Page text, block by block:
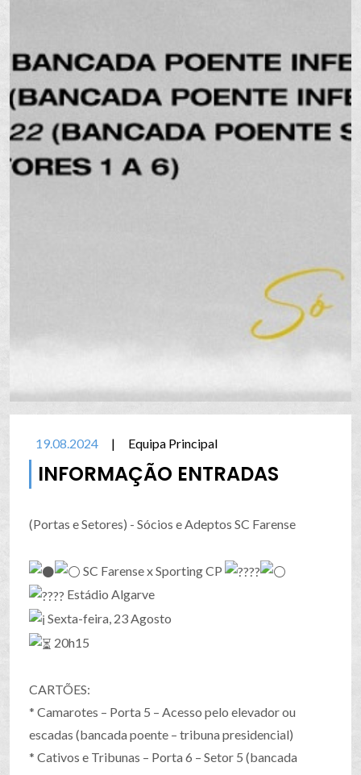
19.08.2024 | Equipa Principal
INFORMAÇÃO ENTRADAS
(Portas e Setores) - Sócios e Adeptos SC Farense
SC Farense x Sporting CP
Estádio Algarve
Sexta-feira, 23 Agosto
20h15
CARTÕES:
* Camarotes – Porta 5 – Acesso pelo elevador ou
escadas (bancada poente – tribuna presidencial)
* Cativos e Tribunas – Porta 6 – Setor 5 (bancada